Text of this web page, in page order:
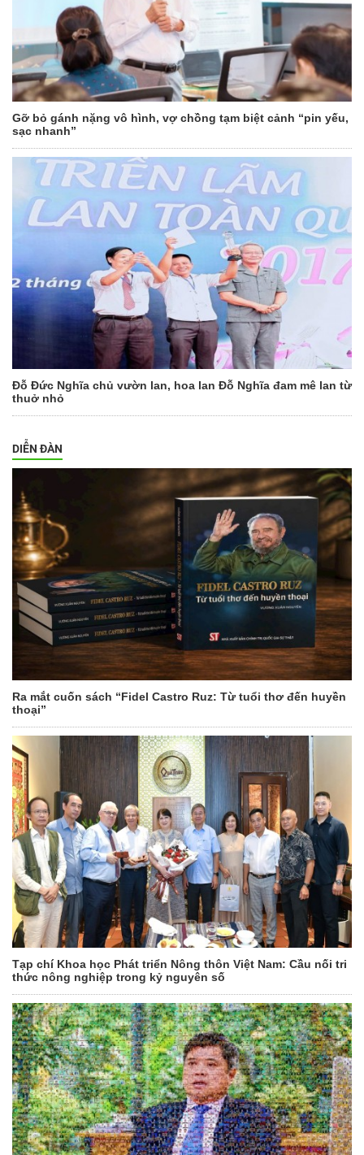
Gỡ bỏ gánh nặng vô hình, vợ chồng tạm biệt cảnh “pin yếu,
sạc nhanh”
Đỗ Đức Nghĩa chủ vườn lan, hoa lan Đỗ Nghĩa đam mê lan từ
thuở nhỏ
DIỄN ĐÀN
Ra mắt cuốn sách “Fidel Castro Ruz: Từ tuổi thơ đến huyền
thoại”
Tạp chí Khoa học Phát triển Nông thôn Việt Nam: Cầu nối tri
thức nông nghiệp trong kỷ nguyên số